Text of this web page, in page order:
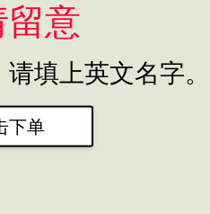
意
填上英文名字。
下单